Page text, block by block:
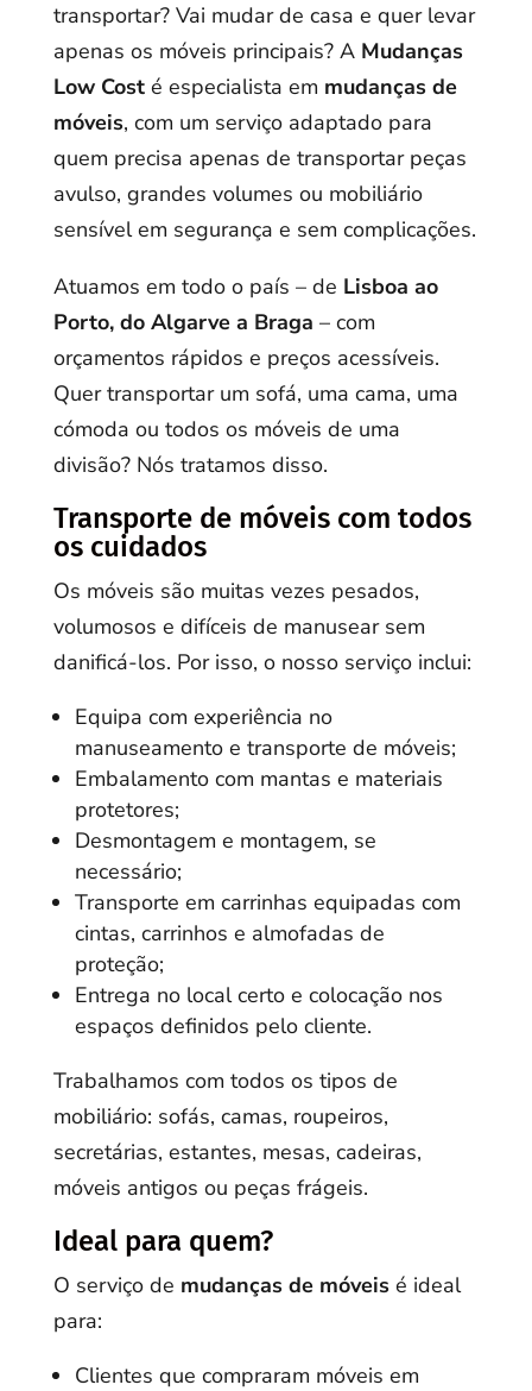
transportar? Vai mudar de casa e quer levar
apenas os móveis principais? A Mudanças
Low Costé especialista em mudanças de
móveis, com um serviço adaptado para
quem precisa apenas de transportar peças
avulso, grandes volumes ou mobiliário
sensível em segurança e sem complicações.
Atuamos em todo o país – de Lisboa ao
Porto, do Algarve a Braga – com
orçamentos rápidos e preços acessíveis.
Quer transportar um sofá, uma cama, uma
cómoda ou todos os móveis de uma
divisão? Nós tratamos disso.
Transporte de móveis com todos
os cuidados
Os móveis são muitas vezes pesados,
volumosos e difíceis de manusear sem
danificá-los. Por isso, o nosso serviço inclui:
Equipa com experiência no
manuseamento e transporte de móveis;
Embalamento com mantas e materiais
protetores;
Desmontagem e montagem, se
necessário;
Transporte em carrinhas equipadas com
cintas, carrinhos e almofadas de
proteção;
Entrega no local certo e colocação nos
espaços definidos pelo cliente.
Trabalhamos com todos os tipos de
mobiliário: sofás, camas, roupeiros,
secretárias, estantes, mesas, cadeiras,
móveis antigos ou peças frágeis.
Ideal para quem?
O serviço de mudanças de móveisé ideal
para:
Clientes que compraram móveis em